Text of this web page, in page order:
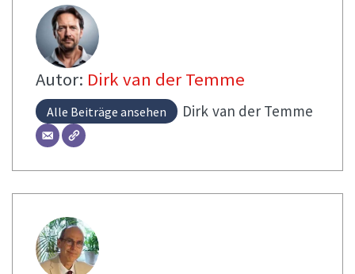
Autor: Dirk van der Temme
Alle Beiträge ansehen Dirk van der Temme